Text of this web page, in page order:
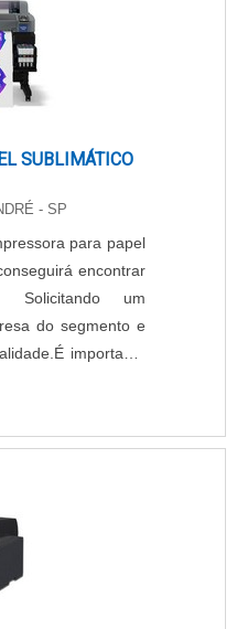
SUBLIMÁTICO
- SP
para papel
encontrar
Solicitando um
do segmento e
importante
sempre ser
no
ajuda a garantir